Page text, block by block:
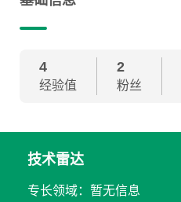
4
经验值
2
粉丝
技术雷达
专长领域：暂无信息